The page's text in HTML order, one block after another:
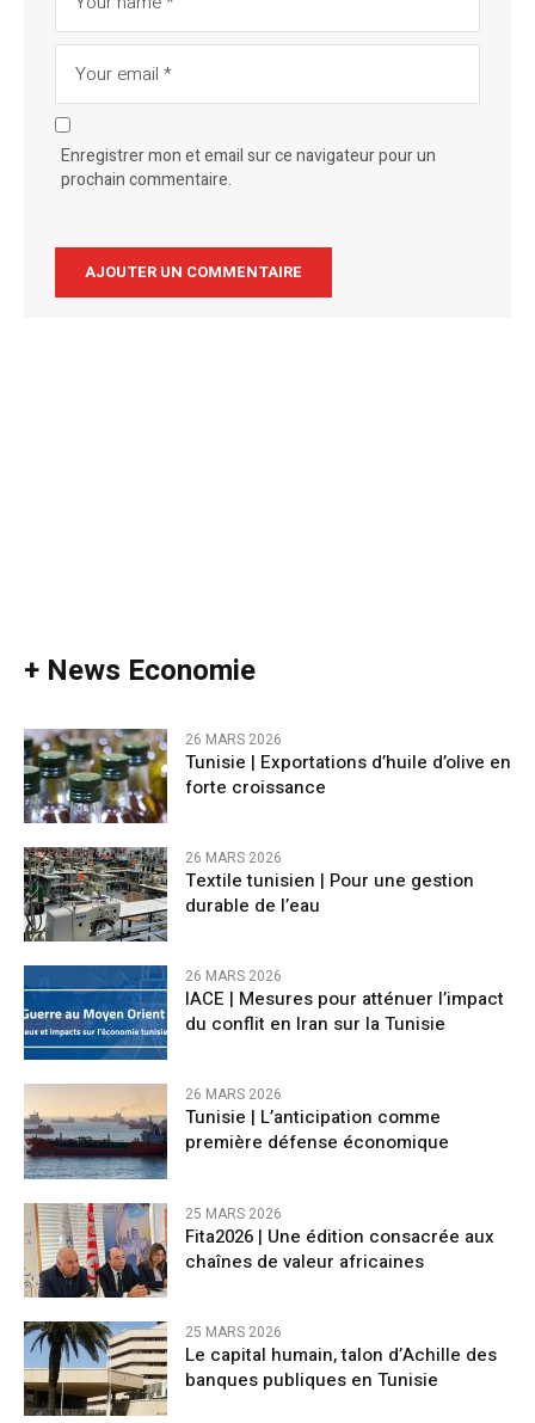
Enregistrer mon et email sur ce navigateur pour un
prochain commentaire.
+ News Economie
26 MARS 2026
Tunisie | Exportations d’huile d’olive en
forte croissance
26 MARS 2026
Textile tunisien | Pour une gestion
durable de l’eau
26 MARS 2026
IACE | Mesures pour atténuer l’impact
du conflit en Iran sur la Tunisie
26 MARS 2026
Tunisie | L’anticipation comme
première défense économique
25 MARS 2026
Fita2026 | Une édition consacrée aux
chaînes de valeur africaines
25 MARS 2026
Le capital humain, talon d’Achille des
banques publiques en Tunisie